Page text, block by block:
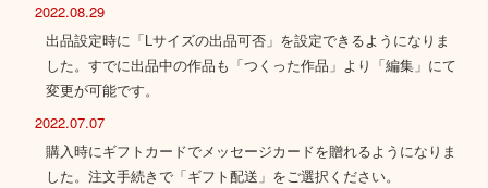
2022.08.29
出品設定時に「Lサイズの出品可否」を設定できるようになりま
した。すでに出品中の作品も「つくった作品」より「編集」にて
変更が可能です。
2022.07.07
購入時にギフトカードでメッセージカードを贈れるようになりま
した。注文手続きで「ギフト配送」をご選択ください。